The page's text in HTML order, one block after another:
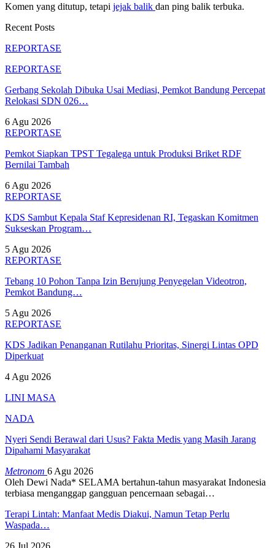
Komen yang ditutup, tetapi jejak balik dan ping balik terbuka.
Recent Posts
REPORTASE
REPORTASE
Gerbang Sekolah Dibuka Usai Mediasi, Pemkot Bandung Percepat
Relokasi SDN 026…
6 Agu 2026
REPORTASE
Pemkot Siapkan TPST Tegalega untuk Produksi Briket RDF
Bernilai Tambah
6 Agu 2026
REPORTASE
KDS Sambut Kepala Staf Kepresidenan RI, Tegaskan Komitmen
Sukseskan Program…
5 Agu 2026
REPORTASE
Tebang 10 Pohon Tanpa Izin Berujung Penyegelan Videotron,
Pemkot Bandung…
5 Agu 2026
REPORTASE
KDS Jadikan Penanganan Rutilahu Prioritas, Sinergi Lintas OPD
Diperkuat
4 Agu 2026
LINI MASA
NADA
Nyeri Sendi Berawal dari Usus? Fakta Medis yang Masih Jarang
Dipahami Masyarakat
Metronom 6 Agu 2026
Oleh Dewi Nada* SELAMA bertahun-tahun masyarakat Indonesia
terbiasa menganggap gangguan pencernaan sebagai…
Terapi Lintah: Manfaat Medis Diakui, Namun Tetap Perlu
Waspada…
26 Jul 2026